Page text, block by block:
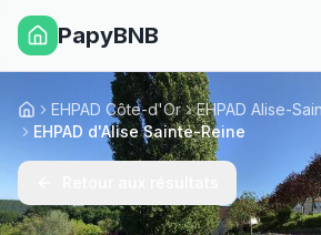
PapyBNB
AccueilEHPAD Côte-d'Or
EHPAD Alise-
EHPAD d'Alise Sainte-Reine